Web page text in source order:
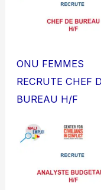
ONU FEMMES
RECRUTE CHEF
BUREAU H/F